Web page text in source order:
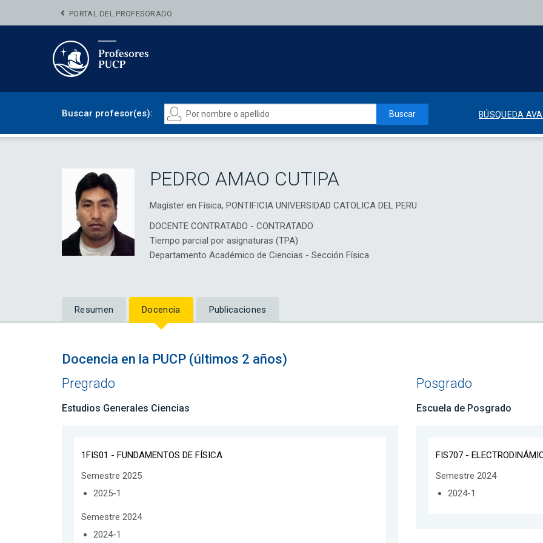
PORTAL DEL PROFESORADO
Buscar profesor(es): Buscar BÚSQUEDA
PEDRO AMAO CUTIPA
Magíster en Física, PONTIFICIA UNIVERSIDAD CATOLICA DEL PERU
DOCENTE CONTRATADO - CONTRATADO
Tiempo parcial por asignaturas (TPA)
Departamento Académico de Ciencias - Sección Física
Resumen Docencia Publicaciones
Docencia en la PUCP (últimos 2 años)
Pregrado
Estudios Generales Ciencias
1FIS01 - FUNDAMENTOS DE FÍSICA
Semestre 2025
2025-1
Semestre 2024
2024-1
Posgrado
Escuela de Posgrado
FIS707 -
Semestre 2024
2024-1